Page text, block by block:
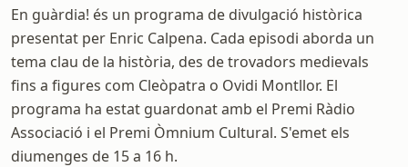
En guàrdia! és un programa de divulgació històrica
presentat per Enric Calpena. Cada episodi aborda un
tema clau de la història, des de trovadors medievals
fins a figures com Cleòpatra o Ovidi Montllor. El
programa ha estat guardonat amb el Premi Ràdio
Associació i el Premi Òmnium Cultural. S'emet els
diumenges de 15 a 16 h.